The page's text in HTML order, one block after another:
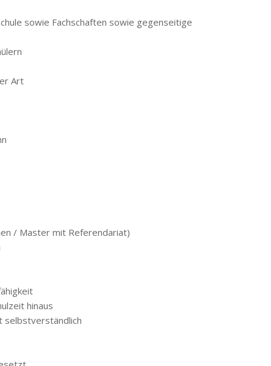
sowie Fachschaften sowie gegenseitige
Art
/ Master mit Referendariat)
hinaus
selbstverständlich